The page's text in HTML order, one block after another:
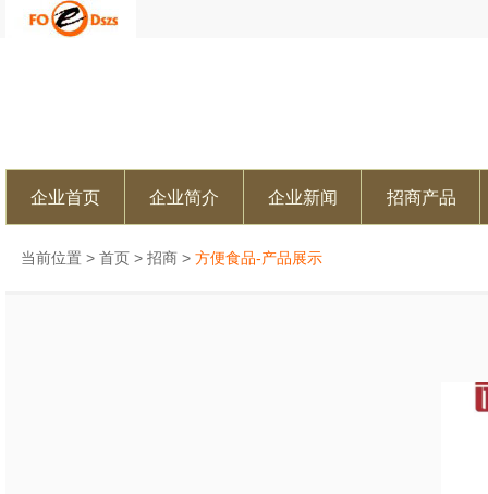
企业首页 企业简介 企业新闻 招商产品
当前位置 > 首页 > 招商 > 方便食品-产品展示